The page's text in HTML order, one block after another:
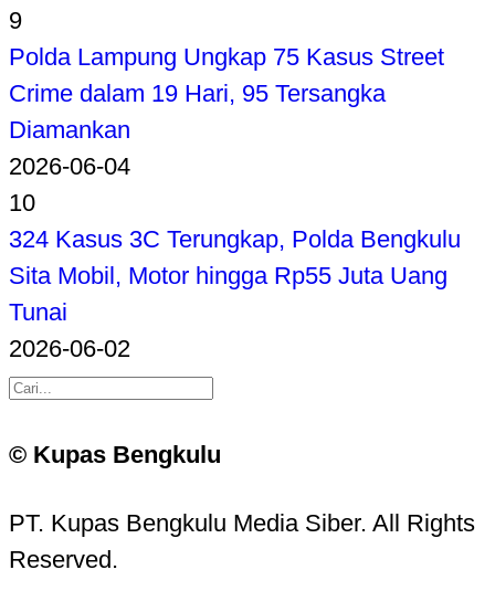
9
Polda Lampung Ungkap 75 Kasus Street
Crime dalam 19 Hari, 95 Tersangka
Diamankan
2026-06-04
10
324 Kasus 3C Terungkap, Polda Bengkulu
Sita Mobil, Motor hingga Rp55 Juta Uang
Tunai
2026-06-02
© Kupas Bengkulu
PT. Kupas Bengkulu Media Siber. All Rights
Reserved.